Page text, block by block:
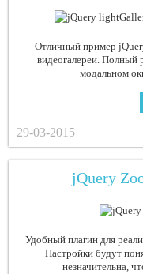
Отличный пример
видеогалереи. Полный
модальном
29-03-2015
jQuery
Удобный плагин для
Настройки будут
незначительна,